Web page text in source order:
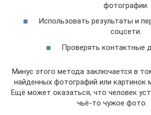
фотографии.
Использовать результаты и
соцсети.
Проверять контактные
Минус этого метода заключается в
найденных фотографий или картинок
Ещё может оказаться, что человек
чьё-то чужое фото.